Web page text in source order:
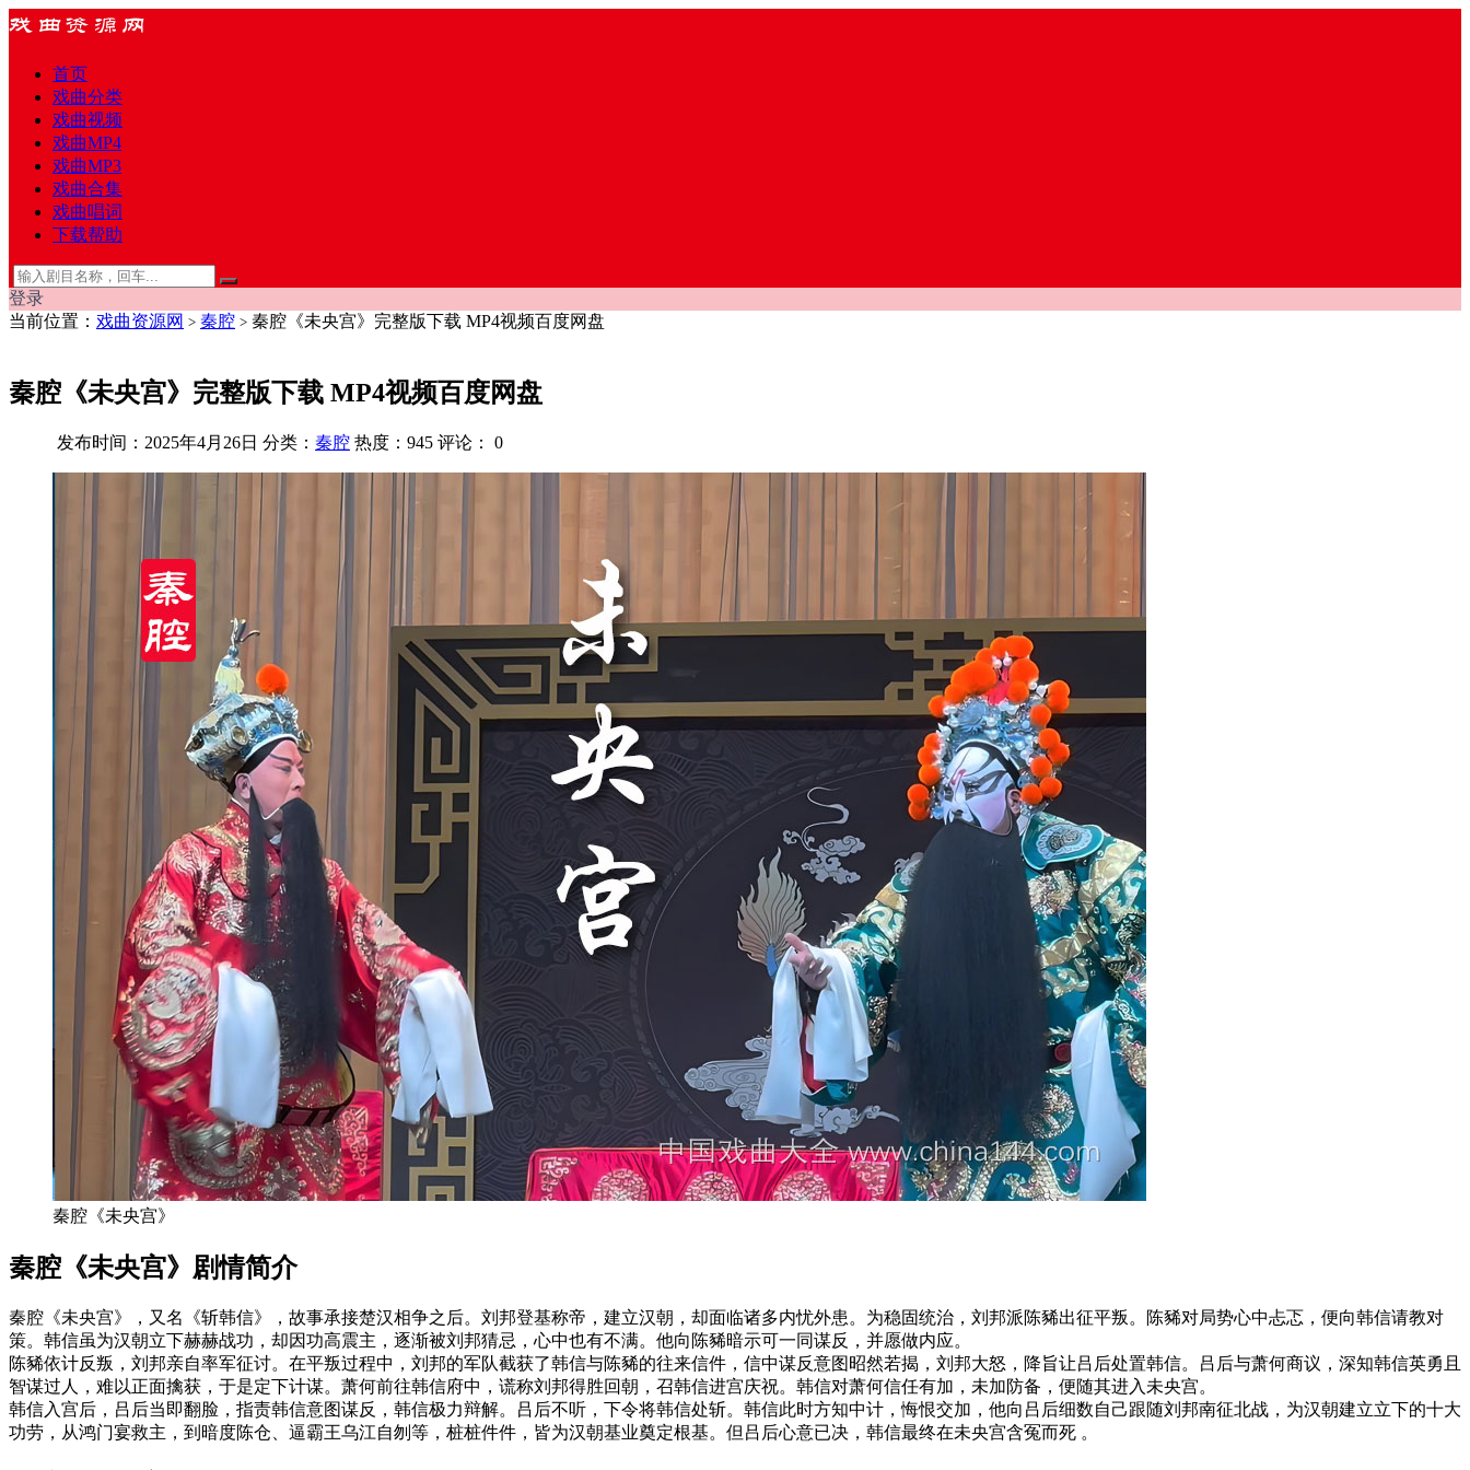
首页
戏曲分类
戏曲视频
戏曲MP4
戏曲MP3
戏曲合集
戏曲唱词
下载帮助
登录
当前位置： 戏曲资源网 > 秦腔 > 秦腔《未央宫》完整版下载 MP4视频百度网盘
秦腔《未央宫》完整版下载 MP4视频百度网盘
发布时间：2025年4月26日 分类： 秦腔 热度：945 评论： 0
秦腔《未央宫》
秦腔《未央宫》剧情简介
秦腔《未央宫》，又名《斩韩信》，故事承接楚汉相争之后。刘邦登基称帝，建立汉朝，却面临诸多内忧外患。为稳固统治，刘邦派陈豨出征平叛。陈豨对局势心中忐忑，便向韩信请教对
策。韩信虽为汉朝立下赫赫战功，却因功高震主，逐渐被刘邦猜忌，心中也有不满。他向陈豨暗示可一同谋反，并愿做内应。
陈豨依计反叛，刘邦亲自率军征讨。在平叛过程中，刘邦的军队截获了韩信与陈豨的往来信件，信中谋反意图昭然若揭，刘邦大怒，降旨让吕后处置韩信。吕后与萧何商议，深知韩信英勇且
智谋过人，难以正面擒获，于是定下计谋。萧何前往韩信府中，谎称刘邦得胜回朝，召韩信进宫庆祝。韩信对萧何信任有加，未加防备，便随其进入未央宫。
韩信入宫后，吕后当即翻脸，指责韩信意图谋反，韩信极力辩解。吕后不听，下令将韩信处斩。韩信此时方知中计，悔恨交加，他向吕后细数自己跟随刘邦南征北战，为汉朝建立立下的十大
功劳，从鸿门宴救主，到暗度陈仓、逼霸王乌江自刎等，桩桩件件，皆为汉朝基业奠定根基。但吕后心意已决，韩信最终在未央宫含冤而死 。